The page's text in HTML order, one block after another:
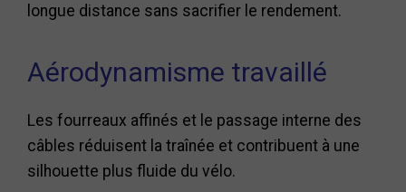
longue distance sans sacrifier le rendement.
Aérodynamisme travaillé
Les fourreaux affinés et le passage interne des
câbles réduisent la traînée et contribuent à une
silhouette plus fluide du vélo.